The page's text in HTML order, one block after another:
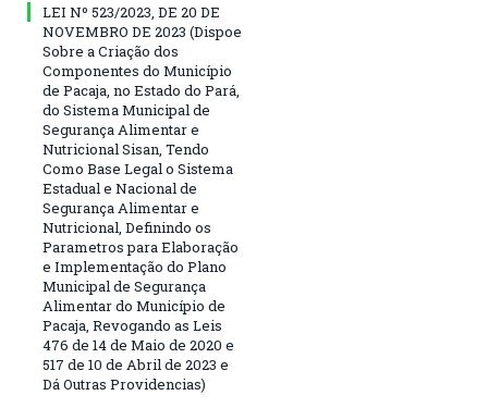
LEI Nº 523/2023, DE 20 DE
NOVEMBRO DE 2023 (Dispoe
Sobre a Criação dos
Componentes do Município
de Pacaja, no Estado do Pará,
do Sistema Municipal de
Segurança Alimentar e
Nutricional Sisan, Tendo
Como Base Legal o Sistema
Estadual e Nacional de
Segurança Alimentar e
Nutricional, Definindo os
Parametros para Elaboração
e Implementação do Plano
Municipal de Segurança
Alimentar do Município de
Pacaja, Revogando as Leis
476 de 14 de Maio de 2020 e
517 de 10 de Abril de 2023 e
Dá Outras Providencias)